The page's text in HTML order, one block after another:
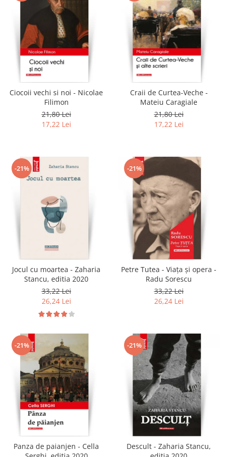
Ciocoii vechi si noi - Nicolae
Filimon
21,80 Lei
17,22 Lei
Craii de Curtea-Veche -
Mateiu Caragiale
21,80 Lei
17,22 Lei
-21%
Jocul cu moartea - Zaharia
Stancu, editia 2020
33,22 Lei
26,24 Lei
-21%
Petre Tutea - Viaţa şi opera -
Radu Sorescu
33,22 Lei
26,24 Lei
-21%
Panza de paianjen - Cella
-21%
Descult - Zaharia Stancu,